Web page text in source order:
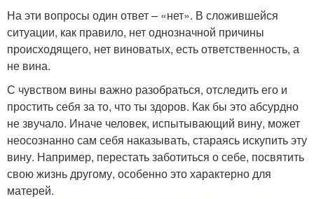
На эти вопросы один ответ – «нет». В сложившейся
ситуации, как правило, нет однозначной причины
происходящего, нет виноватых, есть ответственность, а
не вина.
С чувством вины важно разобраться, отследить его и
простить себя за то, что ты здоров. Как бы это абсурдно
не звучало. Иначе человек, испытывающий вину, может
неосознанно сам себя наказывать, стараясь искупить эту
вину. Например, перестать заботиться о себе, посвятить
свою жизнь другому, особенно это характерно для
матерей.